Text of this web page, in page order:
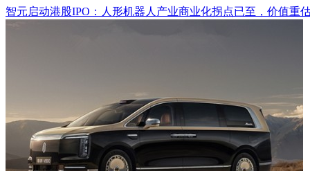
智元启动港股IPO：人形机器人产业商业化拐点已至，价值重